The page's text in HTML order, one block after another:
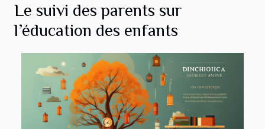
Le suivi des parents sur
l’éducation des enfants